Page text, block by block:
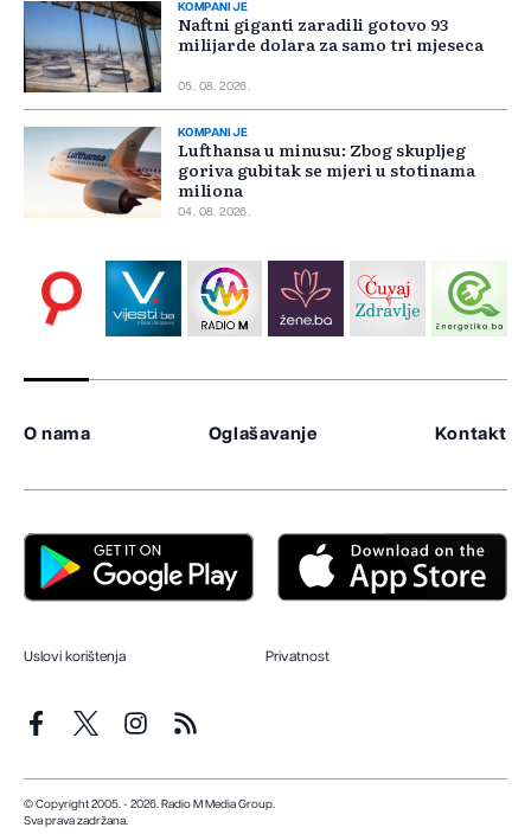
KOMPANIJE
Naftni giganti zaradili gotovo 93
milijarde dolara za samo tri mjeseca
05. 08. 2026.
KOMPANIJE
Lufthansa u minusu: Zbog skupljeg
goriva gubitak se mjeri u stotinama
miliona
04. 08. 2026.
O nama Oglašavanje Kontakt
Uslovi korištenja Privatnost
© Copyright 2005. - 2026. Radio M Media Group.
Sva prava zadržana.